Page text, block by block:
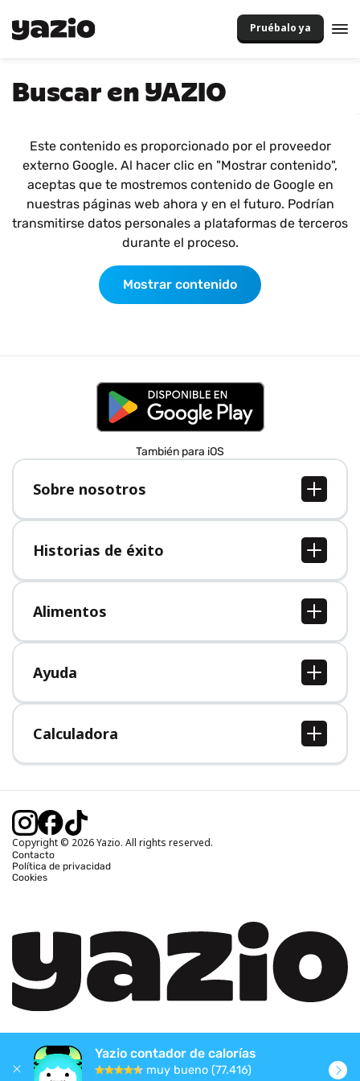
Pruébalo ya
Buscar en YAZIO
Este contenido es proporcionado por el proveedor
externo Google. Al hacer clic en "Mostrar contenido",
aceptas que te mostremos contenido de Google en
nuestras páginas web ahora y en el futuro. Podrían
transmitirse datos personales a plataformas de terceros
durante el proceso.
Mostrar contenido
También para iOS
Sobre nosotros
Sobre nosotros
Empleo
Prensa
Historias de éxito
Todas las historias de éxito
Alimentos
Todos los alimentos
Ayuda
Centro de ayuda
Calculadora
Calcular IMC
Calcular peso ideal
Calcular calorías quemadas
Copyright © 2026 Yazio. All rights reserved.
Contacto
Política de privacidad
Cookies
Yazio contador de calorías
muy bueno (77.416)